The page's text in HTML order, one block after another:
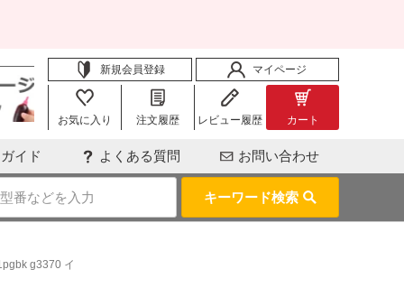
新規会員登録 マイページ
お気に入り 注文履歴 レビュー履歴 カート
イド よくある質問 お問い合わせ
キーワード検索
g3370 イ